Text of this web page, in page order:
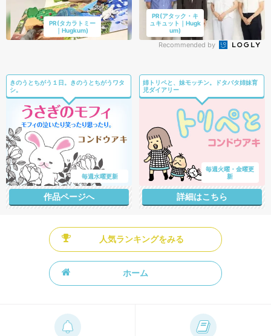
PR(タカラトミー
｜Hugkum)
PR(アタック・キ
ュキュット｜Hugk
um)
Recommended by
きのうとちがう１日。きのうとちがうワタ
シ。
毎週水曜更新
作品ページへ
姉トリペと、妹モッチン。ドタバタ姉妹育
児ダイアリー
毎週火曜・金曜更
新
詳細はこちら
人気ランキングをみる
ホーム